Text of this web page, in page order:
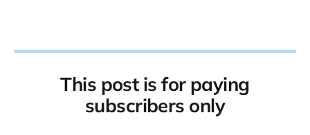
This post is for paying
subscribers only